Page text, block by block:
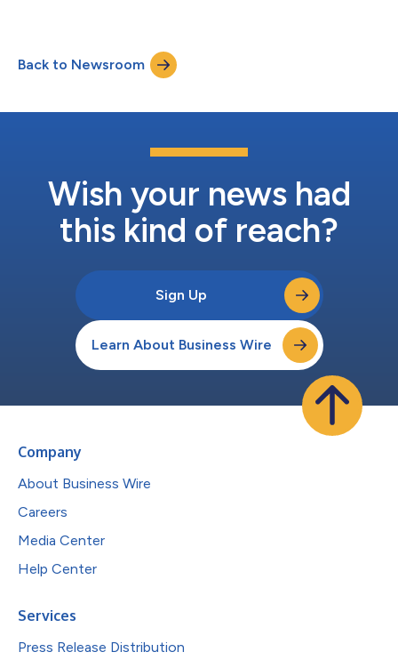
AMG Petronas, darunter die Fahrer Lewis Hamilton, George
Russell sowie Teamchef Toto Wolff, wird Zugriff auf die
Produktsuite von Eight Sleep haben, um...
Back to Newsroom
Wish your news had
this kind of reach?
Sign Up
Learn About Business Wire
Company
About Business Wire
Careers
Media Center
Help Center
Services
Press Release Distribution